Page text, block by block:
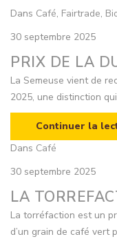
Dans Café, Fairtrade,
30 septembre 2025
PRIX DE LA
La Semeuse vient de
2025, une distinction
Continuer la
Dans Café
30 septembre 2025
LA
La torréfaction est un
d’un grain de café vert